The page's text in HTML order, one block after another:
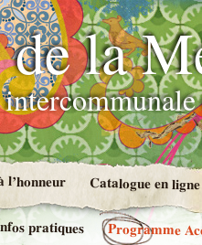
la
l’honneur Catalogue en
pratiques Programme